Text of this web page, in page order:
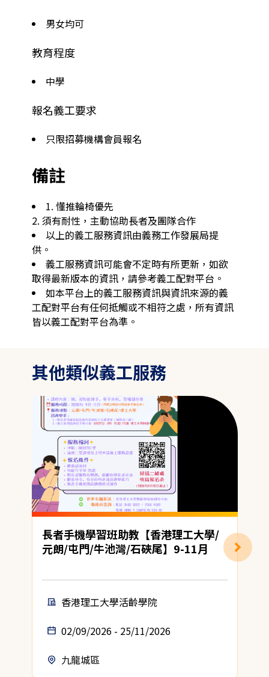
男女均可
教育程度
中學
報名義工要求
只限招募機構會員報名
備註
1. 懂推輪椅優先
2. 須有耐性，主動協助長者及團隊合作
以上的義工服務資訊由義務工作發展局提
供。
義工服務資訊可能會不定時有所更新，如欲
取得最新版本的資訊，請參考義工配對平台。
如本平台上的義工服務資訊與資訊來源的義
工配對平台有任何抵觸或不相符之處，所有資訊
皆以義工配對平台為準。
其他類似義工服務
長者手機學習班助教【香港理工大學/
元朗/屯門/牛池灣/石硤尾】9-11月
香港理工大學活齡學院
02/09/2026 - 25/11/2026
九龍城區